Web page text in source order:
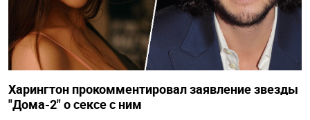
Харингтон прокомментировал заявление звезды
"Дома-2" о сексе с ним